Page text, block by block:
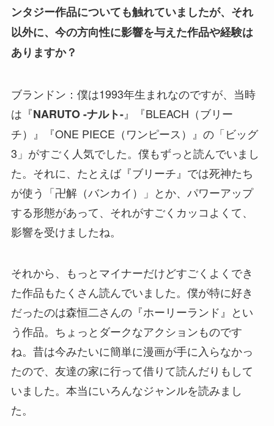
ンタジー作品についても触れていましたが、それ
以外に、今の方向性に影響を与えた作品や経験は
ありますか？
ブランドン：僕は1993年生まれなのですが、当時
は『NARUTO -ナルト-』『BLEACH（ブリー
チ）』『ONE PIECE（ワンピース）』の「ビッグ
3」がすごく人気でした。僕もずっと読んでいまし
た。それに、たとえば『ブリーチ』では死神たち
が使う「卍解（バンカイ）」とか、パワーアップ
する形態があって、それがすごくカッコよくて、
影響を受けましたね。
それから、もっとマイナーだけどすごくよくでき
た作品もたくさん読んでいました。僕が特に好き
だったのは森恒二さんの『ホーリーランド』とい
う作品。ちょっとダークなアクションものです
ね。昔は今みたいに簡単に漫画が手に入らなかっ
たので、友達の家に行って借りて読んだりもして
いました。本当にいろんなジャンルを読みまし
た。